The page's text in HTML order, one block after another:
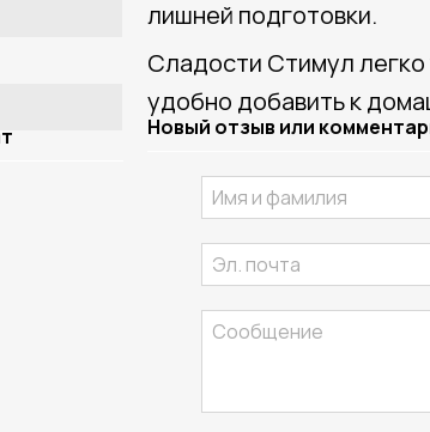
лишней подготовки.
Сладости Стимул легко
удобно добавить к
Новый отзыв или